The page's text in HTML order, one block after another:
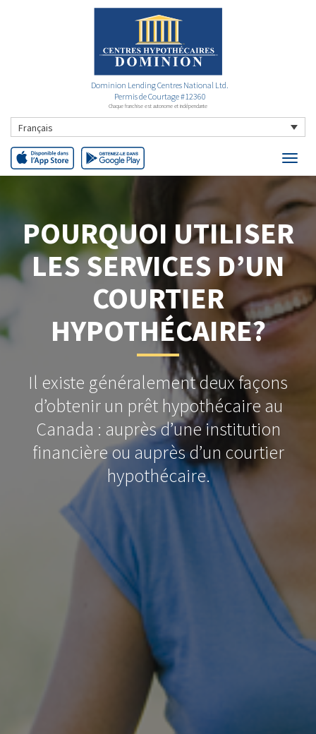
Dominion Lending Centres National Ltd.
Permis de Courtage #12360
Chaque franchise est autonome et indépendante
Français
POURQUOI UTILISER
LES SERVICES D’UN
COURTIER
HYPOTHÉCAIRE?
Il existe généralement deux façons
d’obtenir un prêt hypothécaire au
Canada : auprès d’une institution
financière ou auprès d’un courtier
hypothécaire.